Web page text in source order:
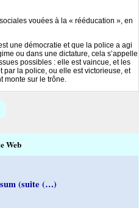
vouées à la « rééducation », en
une démocratie et que la police a agi
ou dans une dictature, cela s’appelle
possibles : elle est vaincue, et les
par la police, ou elle est victorieuse, et
monte sur le trône.
Web
(suite (…)